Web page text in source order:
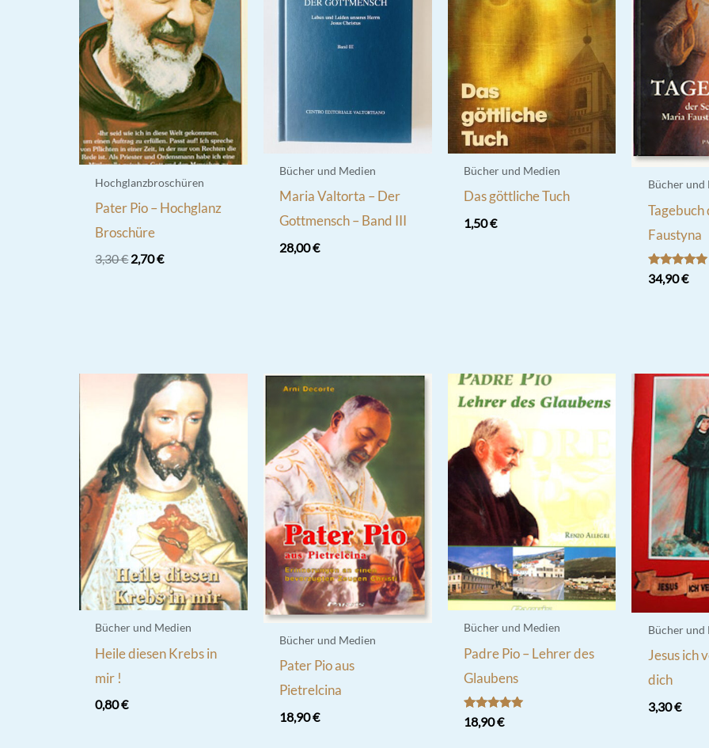
Hochglanzbroschüren
Pater Pio – Hochglanz
Broschüre
3,30€Ursprünglicher
2,70€Aktueller
Bücher und Medien
Maria Valtorta – Der
Gottmensch – Band III
28,00€
Bücher und Medien
Das göttliche Tuch
1,50€
Bücher und
Tagebuch
Faustyna
Bewertet
mit
34,90€
Bücher und Medien
Heile diesen Krebs in
mir !
0,80€
Bücher und Medien
Pater Pio aus
Pietrelcina
18,90€
Bücher und Medien
Padre Pio – Lehrer des
Glaubens
Bewertet
mit
18,90€
Bücher und
Jesus ich
dich
3,30€